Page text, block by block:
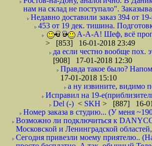
нам на склад не поступало".
Недавно доставили заказ 394 от
453 от 19 дек. тишина.
А-А-А! Шеф, всё
> [853] 16-01-2018 23:49
да если честно вообще пох.
[908] 17-01-2018 12:30
Правда такое было?
17-01-2018 15:10
а ну извините, видимо
Исправил на 19-
Del (-) < SKH > [887] 16-
Номер заказа в студию... (У меня
Возможно ли подключиться к
Московской и Ленинградской
Сегодня привезли моему приятелю..